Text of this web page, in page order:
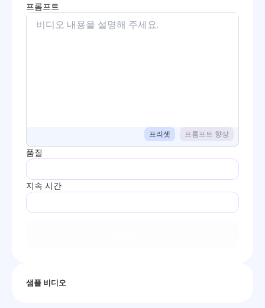
프롬프트
프리셋 프롬프트 향상
품질
지속 시간
샘플 비디오